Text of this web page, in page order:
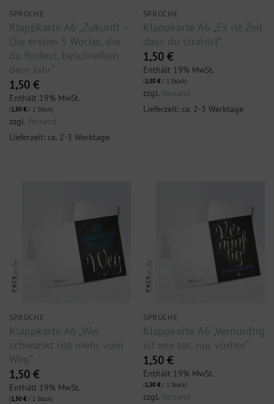
SPRÜCHE
Klappkarte A6 „Zukunft –
Die ersten 3 Wörter, die
du findest, beschreiben
dein Jahr“
1,50 €
Enthält 19% MwSt.
(1,50€/ 1 Stück)
zzgl. Versand
Lieferzeit: ca. 2-3 Werktage
SPRÜCHE
Klappkarte A6 „Es ist Zeit
dass du strahlst“
1,50 €
Enthält 19% MwSt.
(1,50€/ 1 Stück)
zzgl. Versand
Lieferzeit: ca. 2-3 Werktage
SPRÜCHE
Klappkarte A6 „Wer
schwankt hat mehr vom
Weg“
1,50 €
Enthält 19% MwSt.
(1,50€/ 1 Stück)
SPRÜCHE
Klappkarte A6 „Vernünftig
ist wie tot, nur vorher“
1,50 €
Enthält 19% MwSt.
(1,50€/ 1 Stück)
zzgl. Versand